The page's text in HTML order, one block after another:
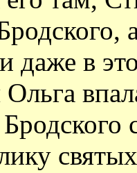
даже в